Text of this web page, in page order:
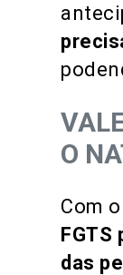
O
Com
das